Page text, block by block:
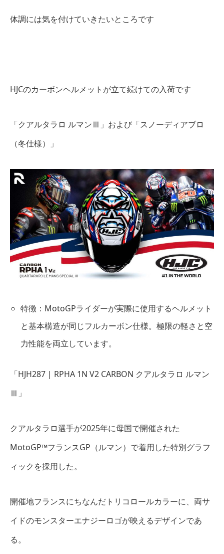
体調には気を付けていきたいところです
HJCのカーボンヘルメットが立て続けての入荷です
「クアルタラロ ルマンⅢ」および「スノーディアブロ
（冬仕様）」
特徴：MotoGPライダーが実際に使用するヘルメット
と基本構造が同じフルカーボン仕様。極限の軽さと空
力性能を両立しています。
「HJH287 | RPHA 1N V2 CARBON クアルタラロ ルマン
Ⅲ」
クアルタラロ選手が2025年に母国で開催された
MotoGP™フランスGP（ルマン）で着用した特別グラフ
ィックを採用した。
開催地フランスにちなんだトリコロールカラーに、両サ
イドのモンスターエナジーロゴが映えるデザインであ
る。